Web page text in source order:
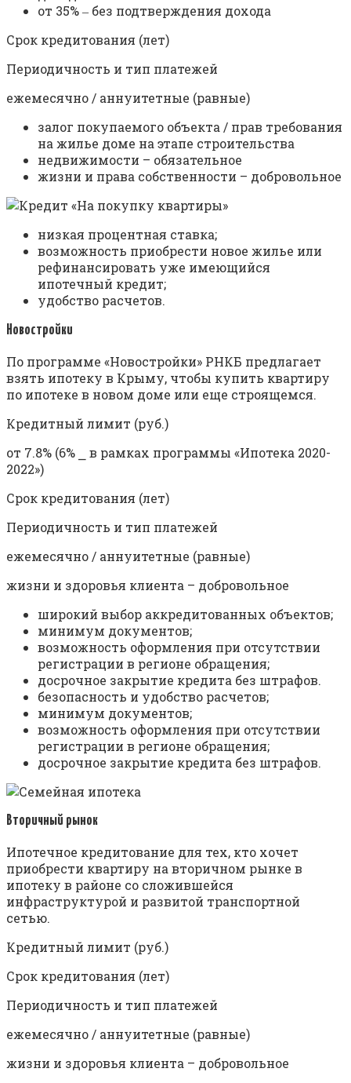
от 35% ‒ без подтверждения дохода
Срок кредитования (лет)
Периодичность и тип платежей
ежемесячно / аннуитетные (равные)
залог покупаемого объекта / прав требования
на жилье доме на этапе строительства
недвижимости – обязательное
жизни и права собственности – добровольное
низкая процентная ставка;
возможность приобрести новое жилье или
рефинансировать уже имеющийся
ипотечный кредит;
удобство расчетов.
Новостройки
По программе «Новостройки» РНКБ предлагает
взять ипотеку в Крыму, чтобы купить квартиру
по ипотеке в новом доме или еще строящемся.
Кредитный лимит (руб.)
от 7.8% (6% ⎯ в рамках программы «Ипотека 2020-
2022»)
Срок кредитования (лет)
Периодичность и тип платежей
ежемесячно / аннуитетные (равные)
жизни и здоровья клиента – добровольное
широкий выбор аккредитованных объектов;
минимум документов;
возможность оформления при отсутствии
регистрации в регионе обращения;
досрочное закрытие кредита без штрафов.
безопасность и удобство расчетов;
минимум документов;
возможность оформления при отсутствии
регистрации в регионе обращения;
досрочное закрытие кредита без штрафов.
Вторичный рынок
Ипотечное кредитование для тех, кто хочет
приобрести квартиру на вторичном рынке в
ипотеку в районе со сложившейся
инфраструктурой и развитой транспортной
сетью.
Кредитный лимит (руб.)
Срок кредитования (лет)
Периодичность и тип платежей
ежемесячно / аннуитетные (равные)
жизни и здоровья клиента – добровольное